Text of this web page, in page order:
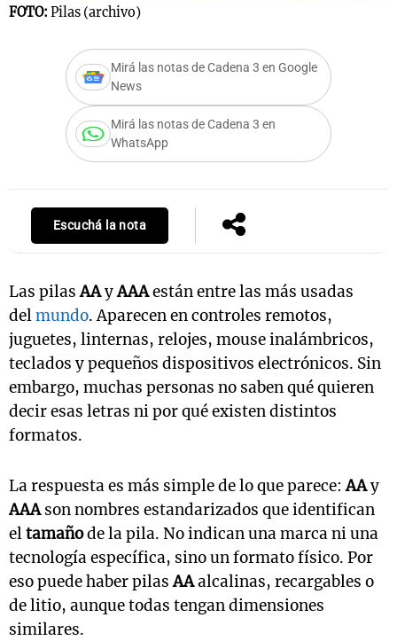
FOTO: Pilas (archivo)
Mirá las notas de Cadena 3 en Google
News
Mirá las notas de Cadena 3 en
WhatsApp
Escuchá la nota
Las pilasAAyAAAestán entre las más usadas
delmundo. Aparecen en controles remotos,
juguetes, linternas, relojes, mouse inalámbricos,
teclados y pequeños dispositivos electrónicos. Sin
embargo, muchas personas no saben qué quieren
decir esas letras ni por qué existen distintos
formatos.
La respuesta es más simple de lo que parece:AAy
AAAson nombres estandarizados que identifican
eltamañode la pila. No indican una marca ni una
tecnología específica, sino un formato físico. Por
eso puede haber pilasAAalcalinas, recargables o
de litio, aunque todas tengan dimensiones
similares.